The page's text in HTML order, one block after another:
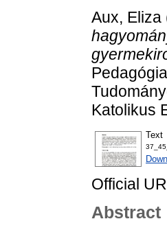
Aux, Eliza
Katolikus
Text
Official
Abstract